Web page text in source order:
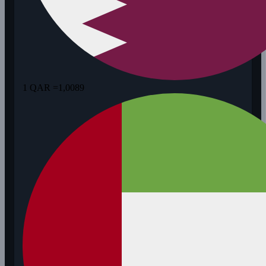
1 QAR = 1,0089